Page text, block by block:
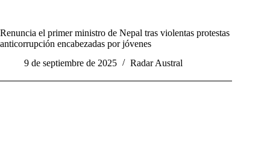
Renuncia el primer ministro de Nepal tras violentas protestas
anticorrupción encabezadas por jóvenes
9 de septiembre de 2025
Radar Austral